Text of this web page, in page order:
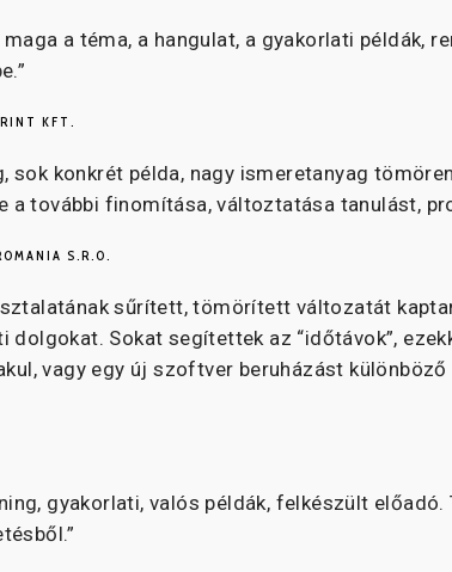
a téma, a hangulat, a gyakorlati
KFT.
sok konkrét példa, nagy ismeretanyag
a további finomítása, változtatása tanulást,
S.R.O.
sűrített, tömörített változatát
dolgokat. Sokat segítettek az “időtávok”,
vagy egy új szoftver beruházást
gyakorlati, valós példák, felkészült